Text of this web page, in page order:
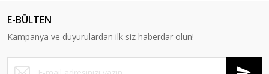
E-BÜLTEN
Kampanya ve duyurulardan ilk siz haberdar olun!